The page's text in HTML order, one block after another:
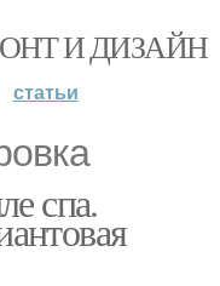
И ДИЗАЙН
статьи
спа.